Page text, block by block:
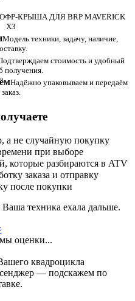
КРЫША ДЛЯ BRP MAVERICK
X3
Модель техники, задачу, наличие,
стоимость и удобный
получения.
Надёжно упаковываем и передаём
заказ.
а не случайную покупку
при выборе
которые разбираются в ATV
заказа и отправку
после покупки
техника ехала дальше.
оценки...
квадроцикла
— подскажем по